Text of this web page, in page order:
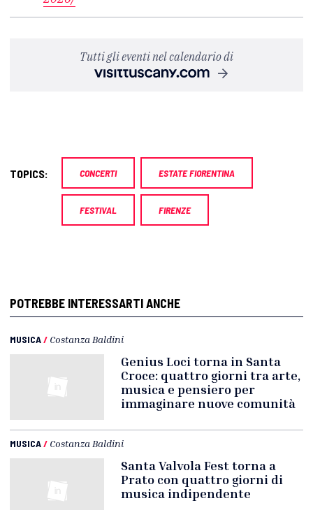
Tutti gli eventi nel calendario di
TOPICS: CONCERTI ESTATE FIORENTINA
FESTIVAL FIRENZE
POTREBBE INTERESSARTI ANCHE
MUSICA/ Costanza Baldini
Genius Loci torna in Santa
Croce: quattro giorni tra arte,
musica e pensiero per
immaginare nuove comunità
MUSICA/ Costanza Baldini
Santa Valvola Fest torna a
Prato con quattro giorni di
musica indipendente